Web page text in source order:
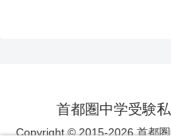
首都圏中学受験
Copyright © 2015-2026 首都